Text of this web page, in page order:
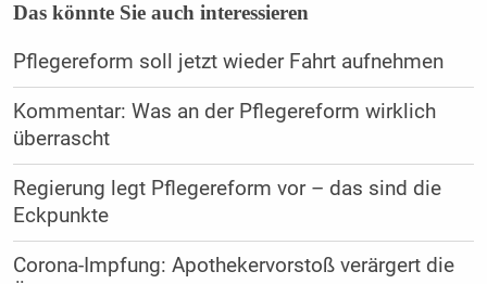
Das könnte Sie auch interessieren
Pflegereform soll jetzt wieder Fahrt aufnehmen
Kommentar: Was an der Pflegereform wirklich
überrascht
Regierung legt Pflegereform vor – das sind die
Eckpunkte
Corona-Impfung: Apothekervorstoß verärgert die